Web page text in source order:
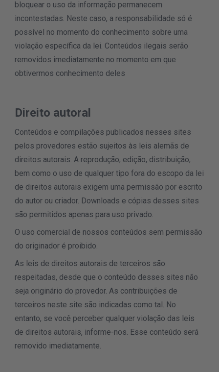
bloquear o uso da informação permanecem
incontestadas. Neste caso, a responsabilidade só é
possível no momento do conhecimento sobre uma
violação específica da lei. Conteúdos ilegais serão
removidos imediatamente no momento em que
obtivermos conhecimento deles
Direito autoral
Conteúdos e compilações publicados nesses sites
pelos provedores estão sujeitos às leis alemãs de
direitos autorais. A reprodução, edição, distribuição,
bem como o uso de qualquer tipo fora do escopo da lei
de direitos autorais exigem uma permissão por escrito
do autor ou criador. Downloads e cópias desses sites
são permitidos apenas para uso privado.
O uso comercial de nossos conteúdos sem permissão
do originador é proibido.
As leis de direitos autorais de terceiros são
respeitadas, desde que o conteúdo desses sites não
seja originário do provedor. As contribuições de
terceiros neste site são indicadas como tal. No
entanto, se você perceber qualquer violação das leis
de direitos autorais, informe-nos. Esse conteúdo será
removido imediatamente.